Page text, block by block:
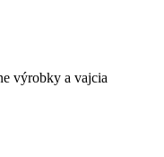
výrobky a vajcia